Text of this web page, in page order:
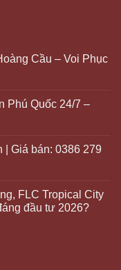
Cầu – Voi Phục
Phú Quốc 24/7 –
| Giá bán: 0386 279
FLC Tropical City
đầu tư 2026?